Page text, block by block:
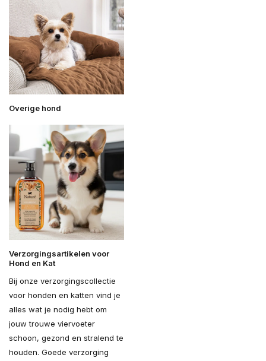
Verzorgingsartikelen voor
Hond en Kat
Bij onze verzorgingscollectie
voor honden en katten vind je
alles wat je nodig hebt om
jouw trouwe viervoeter
schoon, gezond en stralend te
houden. Goede verzorging
Overige hond